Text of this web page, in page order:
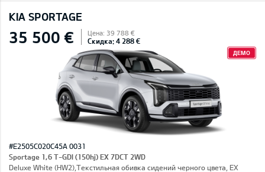
KIA SPORTAGE
35 500 € Цена: 39 788 €
Скидка: 4 288 €
ДЕМО
#E2505C020C45A 0031
Sportage 1,6 T-GDI (150hj) EX 7DCT 2WD
Deluxe White (HW2),Текстильная обивка сидений черного цвета, EX